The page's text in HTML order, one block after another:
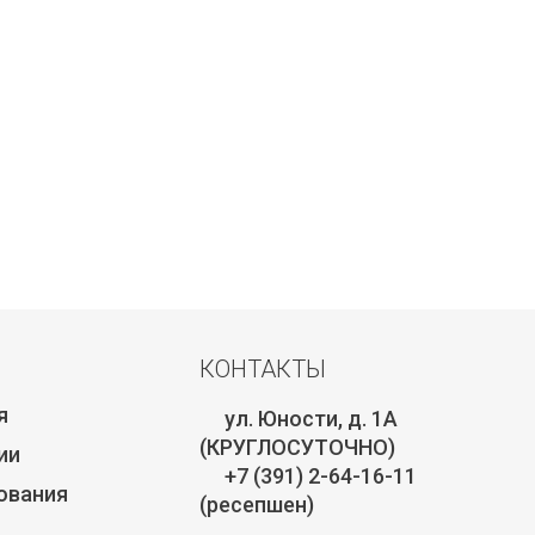
КОНТАКТЫ
ул. Юности, д. 1А
(КРУГЛОСУТОЧНО)
+7 (391) 2-64-16-11
(ресепшен)